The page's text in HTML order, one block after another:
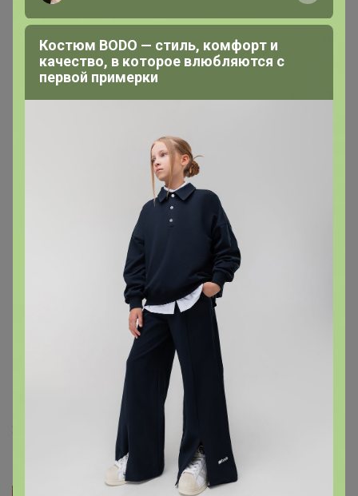
Tanika3, Если мы говорим о крепком иммунитете,
качественном восстановлении после тяжелого
рабочего дня и тяжёлых фиг нагрузок, качественном
сне и отдыхе, а так же работы мозга и нервной
системы обаятельно пьем вместе:
‌База, на которой все стоит:
‌Для лучшего иммунитета к базе добавляем
‌Для лучшей работы мозга к базе добавляем
28 октября, 2024 16:50
Костюм BODO — стиль, комфорт и
качество, в которое влюбляются с
первой примерки